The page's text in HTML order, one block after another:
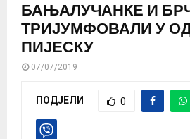
БАЊАЛУЧАНКЕ И
ТРИЈУМФОВАЛИ У
ПИЈЕСКУ
07/07/2019
ПОДЈЕЛИ 0